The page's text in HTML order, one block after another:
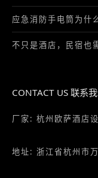
应急消防手电筒为什
不只是酒店，民宿也
CONTACT US 联系
厂家: 杭州欧萨酒店
地址: 浙江省杭州市